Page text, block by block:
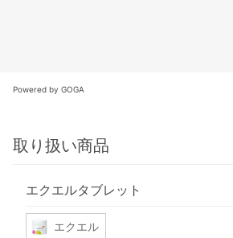
Powered by GOGA
取り扱い商品
エクエルタブレット
エクエル